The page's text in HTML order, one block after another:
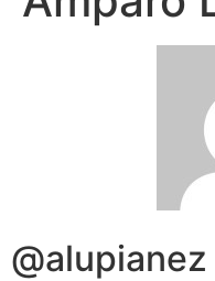
@alupianez